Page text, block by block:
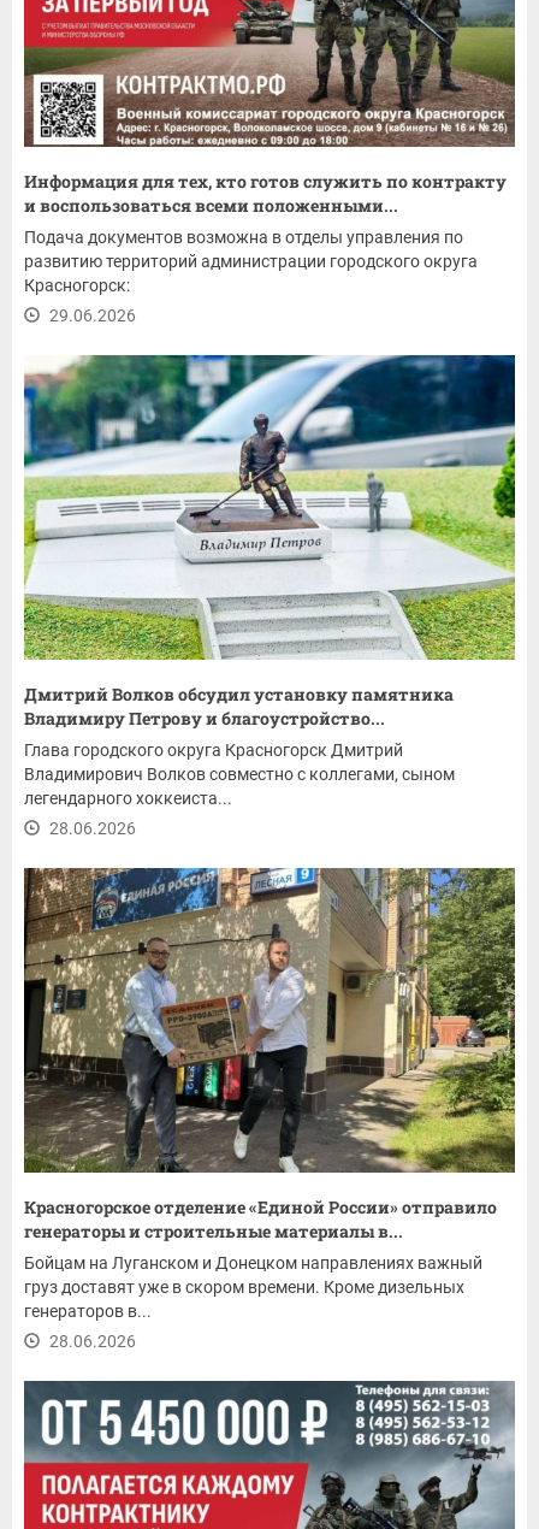
Информация для тех, кто готов служить по контракту
и воспользоваться всеми положенными...
Подача документов возможна в отделы управления по
развитию территорий администрации городского округа
Красногорск:
29.06.2026
Дмитрий Волков обсудил установку памятника
Владимиру Петрову и благоустройство...
Глава городского округа Красногорск Дмитрий
Владимирович Волков совместно с коллегами, сыном
легендарного хоккеиста...
28.06.2026
Красногорское отделение «Единой России» отправило
генераторы и строительные материалы в...
Бойцам на Луганском и Донецком направлениях важный
груз доставят уже в скором времени. Кроме дизельных
генераторов в...
28.06.2026